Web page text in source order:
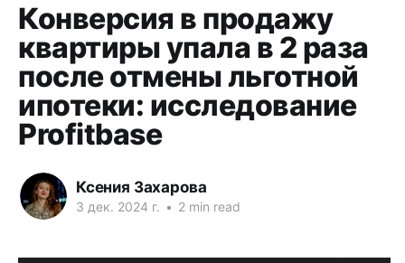
Конверсия в продажу
квартиры упала в 2 раза
после отмены льготной
ипотеки: исследование
Profitbase
Ксения Захарова
3 дек. 2024 г. • 2 min read